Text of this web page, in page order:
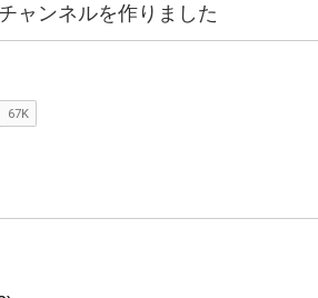
ャンネルを作りました